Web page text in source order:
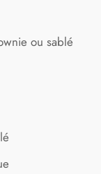
ou sablé